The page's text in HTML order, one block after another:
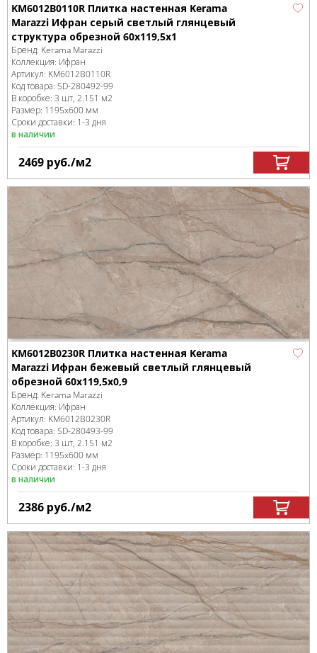
KM6012B0110R Плитка настенная Kerama
Marazzi Ифран серый светлый глянцевый
структура обрезной 60x119,5x1
Бренд: Kerama Marazzi
Коллекция: Ифран
Артикул: KM6012B0110R
Код товара: SD-280492-99
В коробке: 3 шт, 2.151 м2
Размер: 1195x600 мм
Сроки доставки: 1-3 дня
в наличии
2469 руб./м2
KM6012B0230R Плитка настенная Kerama
Marazzi Ифран бежевый светлый глянцевый
обрезной 60x119,5x0,9
Бренд: Kerama Marazzi
Коллекция: Ифран
Артикул: KM6012B0230R
Код товара: SD-280493-99
В коробке: 3 шт, 2.151 м2
Размер: 1195x600 мм
Сроки доставки: 1-3 дня
в наличии
2386 руб./м2